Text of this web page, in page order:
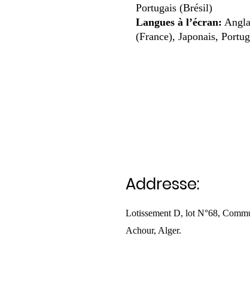
Portugais (Brésil)
Langues à l’écran:
(France), Japonais,
Addresse:
Lotissement D, lot N°68,
Achour, Alger.